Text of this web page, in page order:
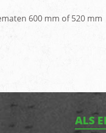
600 mm of 520 mm
ALS